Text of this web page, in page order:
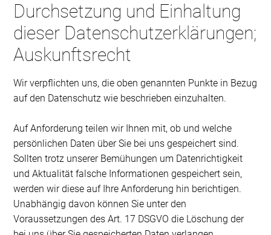
Durchsetzung und Einhaltung
dieser Datenschutzerklärungen;
Auskunftsrecht
Wir verpflichten uns, die oben genannten Punkte in Bezug
auf den Datenschutz wie beschrieben einzuhalten.
Auf Anforderung teilen wir Ihnen mit, ob und welche
persönlichen Daten über Sie bei uns gespeichert sind.
Sollten trotz unserer Bemühungen um Datenrichtigkeit
und Aktualität falsche Informationen gespeichert sein,
werden wir diese auf Ihre Anforderung hin berichtigen.
Unabhängig davon können Sie unter den
Voraussetzungen des Art. 17 DSGVO die Löschung der